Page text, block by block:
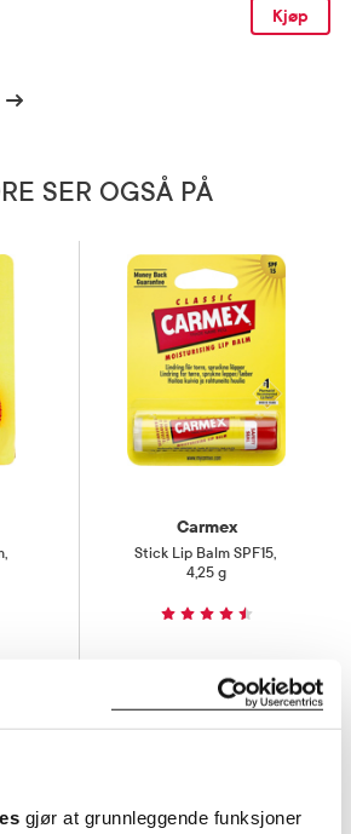
gjør at grunnleggende funksjoner
Kjøp
SER OGSÅ PÅ
,
Carmex
Stick Lip Balm SPF15,
4,25 g
45,-
for deg selv eller barnet